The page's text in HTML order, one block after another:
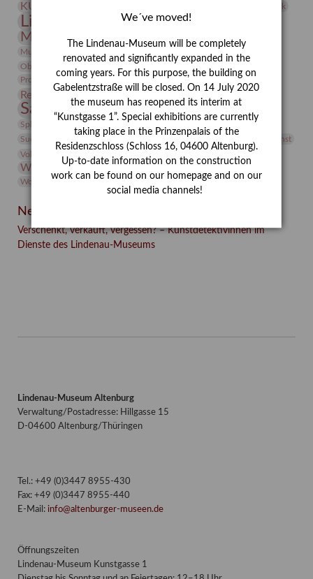
KUNSTWAND Lehmbruck
Lindenau-Museum Marstall
Museumsgeschichte Museumsnacht
Museumspädagogik Natur
Neue Remise
Objekt im Fokus
Peter Schnürpel Phelloplastik
Provenienz
Provenienzforschung
Restaurierung Ruth Wolf-Rehfeld
Sammlung Samstagszeichner
Sphinx
studio Studio Bildende Kunst
studioDIGITAL
Suermondt-Ludwig-Museum
Vermittlung
Videokunst
Volontariat
Weihnachten
Werkbetrachtung Wissenschaft
Wolf und Hund
Zirkuswoche
Neueste Beiträge
Verschenkt, verkauft, vergessen? – Kunstdetektivinnen im
Dienste des Lindenau-Museums
Lindenau-Museum Altenburg
Verwaltung/Postadresse: Hillgasse 15
D-04600 Altenburg/Thüringen
Tel.: +49 (0)3447 8955-430
Fax: +49 (0)3447 8955-440
E-Mail: info@altenburger-museen.de
Öffnungszeiten
Lindenau-Museum Kunstgasse 1
We´ve moved!
The Lindenau-Museum will be completely
renovated and significantly expanded in the
coming years. For this purpose, the building on
Gabelentzstraße will be closed. On 14 July 2020
the museum has reopened its interim at
“Kunstgasse 1”. Special exhibitions are currently
taking place in the Prinzenpalais of the
Residenzschloss (Schloss 16, 04600 Altenburg).
Up-to-date information on the construction
work can be found on our homepage and on our
social media channels!